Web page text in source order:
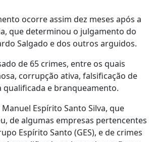
ocorre assim dez meses após a
que determinou o julgamento do
Salgado e dos outros arguidos.
de 65 crimes, entre os quais
corrupção ativa, falsificação de
e branqueamento.
Manuel Espírito Santo Silva, que
de algumas empresas pertencentes
Espírito Santo (GES), e de crimes